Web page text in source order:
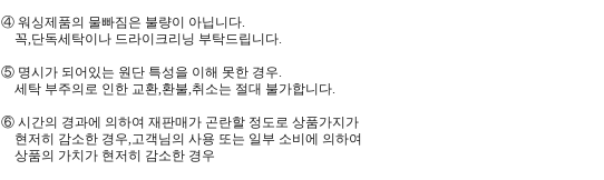
④ 워싱제품의 물빠짐은 불량이 아닙니다.
꼭,단독세탁이나 드라이크리닝 부탁드립니다.
⑤ 명시가 되어있는 원단 특성을 이해 못한 경우.
세탁 부주의로 인한 교환,환불,취소는 절대 불가합니다.
⑥ 시간의 경과에 의하여 재판매가 곤란할 정도로 상품가지가
현저히 감소한 경우,고객님의 사용 또는 일부 소비에 의하여
상품의 가치가 현저히 감소한 경우